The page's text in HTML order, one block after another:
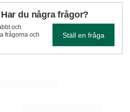
du några frågor?
och
frågorna och
Ställ en fråga